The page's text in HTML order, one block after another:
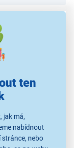
ten
jak má,
nabídnout
nebo
specifikace se
upozornění.